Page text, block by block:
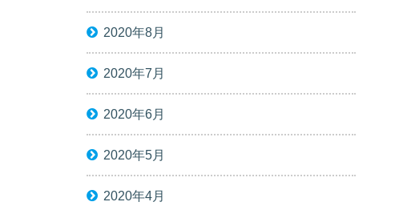
2020年8月
2020年7月
2020年6月
2020年5月
2020年4月